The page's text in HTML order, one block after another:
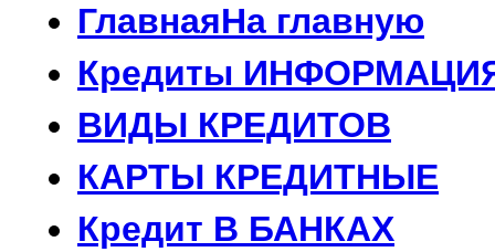
ГлавнаяНа главную
Кредиты
ВИДЫ КРЕДИТОВ
КАРТЫ КРЕДИТНЫЕ
Кредит В БАНКАХ